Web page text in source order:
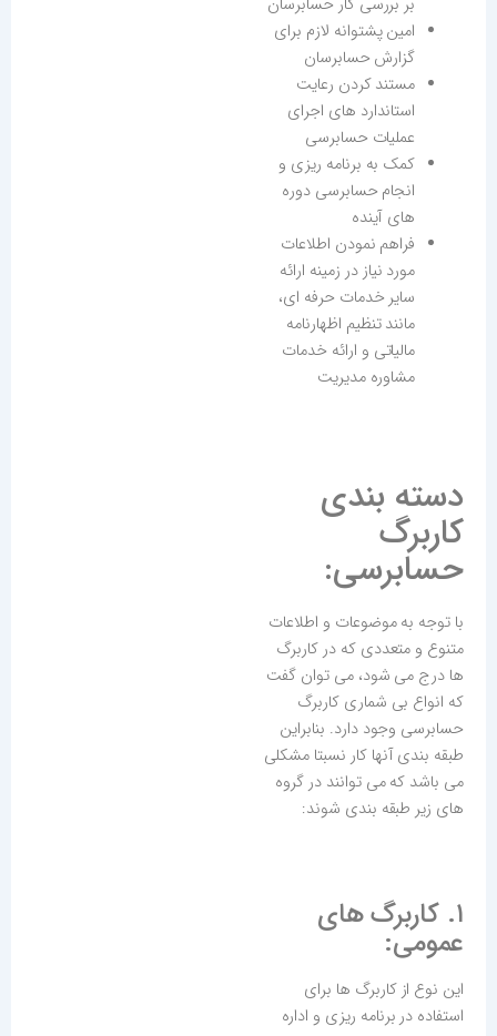
بر بررسی کار حسابرسان
امین پشتوانه لازم برای
گزارش حسابرسان
مستند کردن رعایت
استاندارد های اجرای
عملیات حسابرسی
کمک به برنامه ریزی و
انجام حسابرسی دوره
های آینده
فراهم نمودن اطلاعات
مورد نیاز در زمینه ارائه
سایر خدمات حرفه ای،
مانند تنظیم اظهارنامه
مالیاتی و ارائه خدمات
مشاوره مدیریت
دسته بندی
کاربرگ
حسابرسی:
با توجه به موضوعات و اطلاعات
متنوع و متعددی که در کاربرگ
ها درج می شود، می توان گفت
که انواع بی شماری کاربرگ
حسابرسی وجود دارد. بنابراین
طبقه بندی آنها کار نسبتا مشکلی
می باشد که می توانند در گروه
های زیر طبقه بندی شوند:
۱. کاربرگ های
عمومی:
این نوع از کاربرگ ها برای
استفاده در برنامه ریزی و اداره